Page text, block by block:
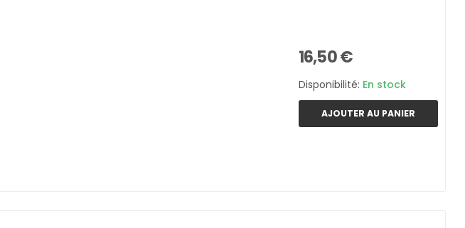
16,50 €
Disponibilité: En stock
AJOUTER AU PANIER